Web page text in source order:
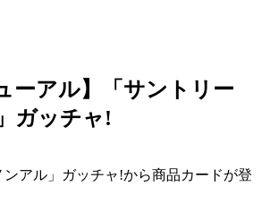
ーアル】「サントリー
ガッチャ!
ンアル」ガッチャ!から商品カードが登